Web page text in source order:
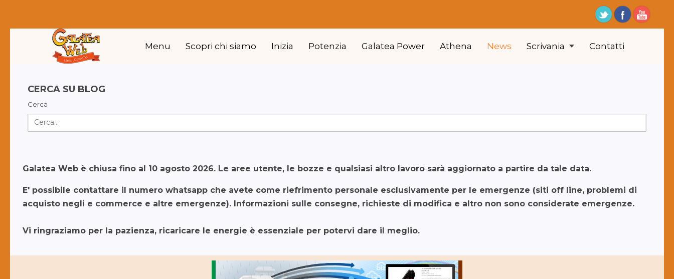
Menu Scopri chi siamo Inizia Potenzia Galatea Power Athena News Scrivania Contatti
CERCA SU BLOG
Cerca
Galatea Web è chiusa fino al 10 agosto 2026. Le aree utente, le bozze e qualsiasi altro lavoro sarà aggiornato a partire da tale data.
E' possibile contattare il numero whatsapp che avete come riefrimento personale esclusivamente per le emergenze (siti off line, problemi di
acquisto negli e commerce e altre emergenze). Informazioni sulle consegne, richieste di modifica e altro non sono considerate emergenze.
Vi ringraziamo per la pazienza, ricaricare le energie è essenziale per potervi dare il meglio.